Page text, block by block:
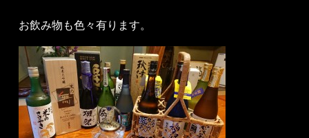
お飲み物も色々有ります。